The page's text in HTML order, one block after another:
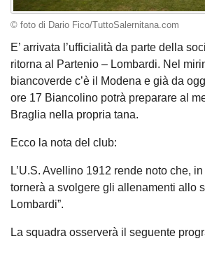
© foto di Dario Fico/TuttoSalernitana.com
E’ arrivata l’ufficialità da parte della
ritorna al Partenio – Lombardi. Nel
biancoverde c’è il Modena e già da
ore 17 Biancolino potrà preparare al
Braglia nella propria tana.
Ecco la nota del club:
L’U.S. Avellino 1912 rende noto che,
tornerà a svolgere gli allenamenti allo
Lombardi”.
La squadra osserverà il seguente